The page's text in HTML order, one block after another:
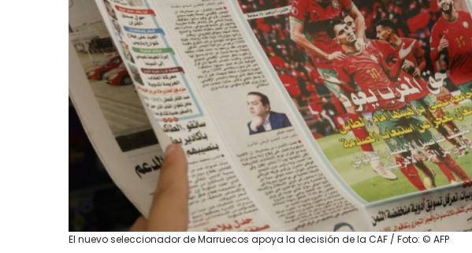
El nuevo seleccionador de Marruecos apoya la decisión de la CAF / Foto: © AFP